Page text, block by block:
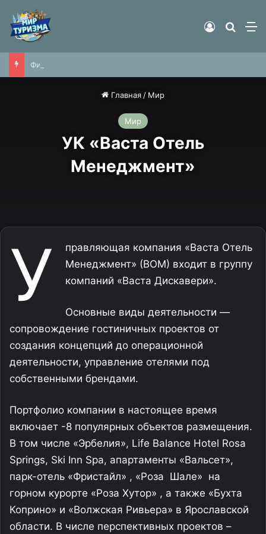
Найти
Войти
Главная / Мир
Мир
УК «Васта Отель
Менеджмент»
У
правляющая компания «Васта Отель
Менеджмент» (ВОМ) входит в группу
компаний «Васта Дискавери».
Основные виды деятельности —
сопровождение гостиничных проектов от
создания концепций до операционной
деятельности, управление отелями под
собственными брендами.
Портфолио компании в настоящее время
включает -8 популярных объектов размещения.
В том числе «Эрбелия», Life Balance Hotel Rosa
Springs, Ski Inn Spa, апартаменты «Вальсет»,
парк-отель «Фристайл» , «Роза Шале» на
горном курорте «Роза Хутор» , а также «Бухта
Коприно» и «Волжская Ривьера» в Ярославской
области. В числе перспективных проектов –